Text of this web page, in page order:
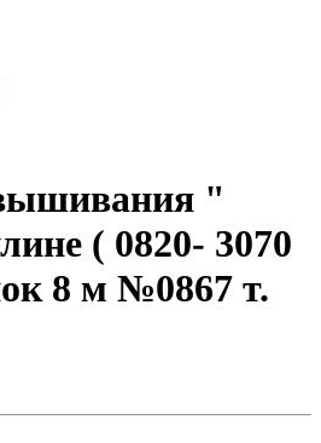
"
( 0820- 3070
8 м №0867 т.